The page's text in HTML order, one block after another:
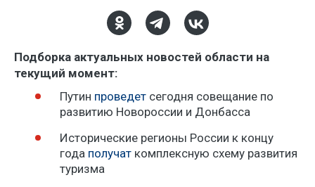
Подборка актуальных новостей области на
текущий момент:
Путин проведет сегодня совещание по
развитию Новороссии и Донбасса
Исторические регионы России к концу
года получат комплексную схему развития
туризма